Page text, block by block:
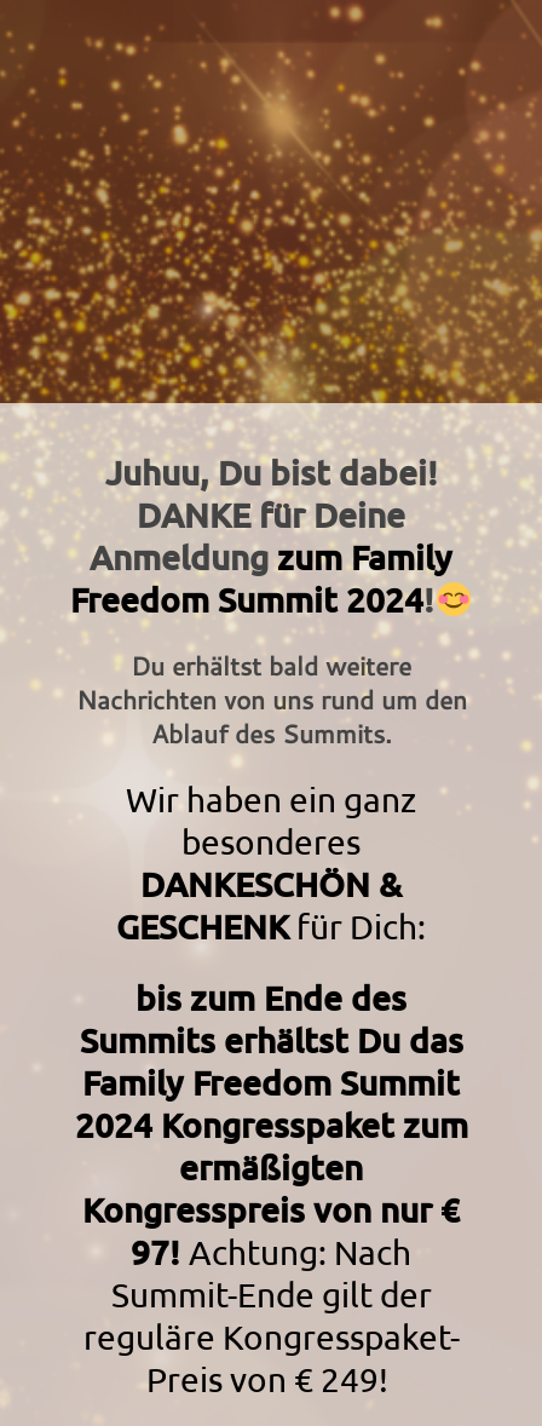
Juhuu, Du bist dabei!
DANKE für Deine
Anmeldungzum Family
Freedom Summit 2024!
Du erhältst bald weitere
Nachrichten von uns rund um den
Ablauf des Summits.
Wir haben ein ganz
besonderes
DANKESCHÖN &
GESCHENKfür Dich:
bis zum Ende des
Summits erhältst Du das
Family Freedom Summit
2024 Kongresspaket zum
ermäßigten
Kongresspreis von nur €
97! Achtung: Nach
Summit-Ende gilt der
reguläre Kongresspaket-
Preis von € 249!